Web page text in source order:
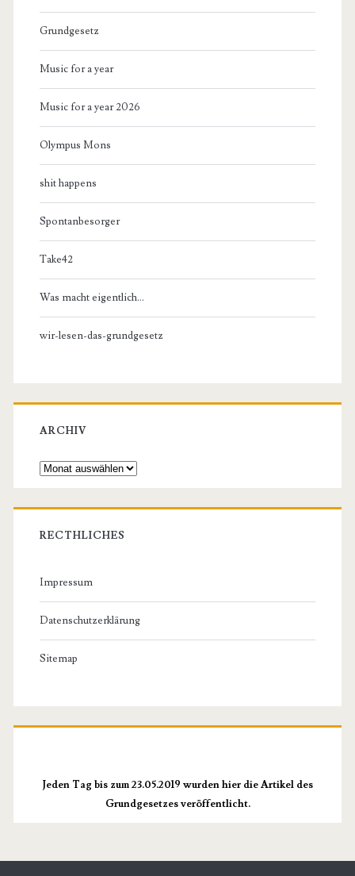
Grundgesetz
Music for a year
Music for a year 2026
Olympus Mons
shit happens
Spontanbesorger
Take42
Was macht eigentlich…
wir-lesen-das-grundgesetz
ARCHIV
Archiv
RECTHLICHES
Impressum
Datenschutzerklärung
Sitemap
Jeden Tag bis zum 23.05.2019 wurden hier die Artikel des
Grundgesetzes veröffentlicht.